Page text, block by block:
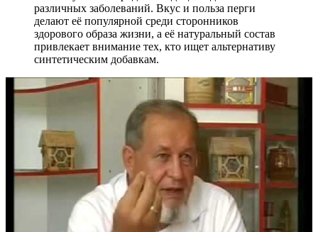
различных заболеваний. Вкус и польза перги
делают её популярной среди сторонников
здорового образа жизни, а её натуральный состав
привлекает внимание тех, кто ищет альтернативу
синтетическим добавкам.